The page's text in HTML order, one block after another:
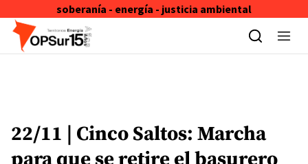
soberanía - energía - justicia ambiental
Skip to content
22/11 | Cinco Saltos: Marcha